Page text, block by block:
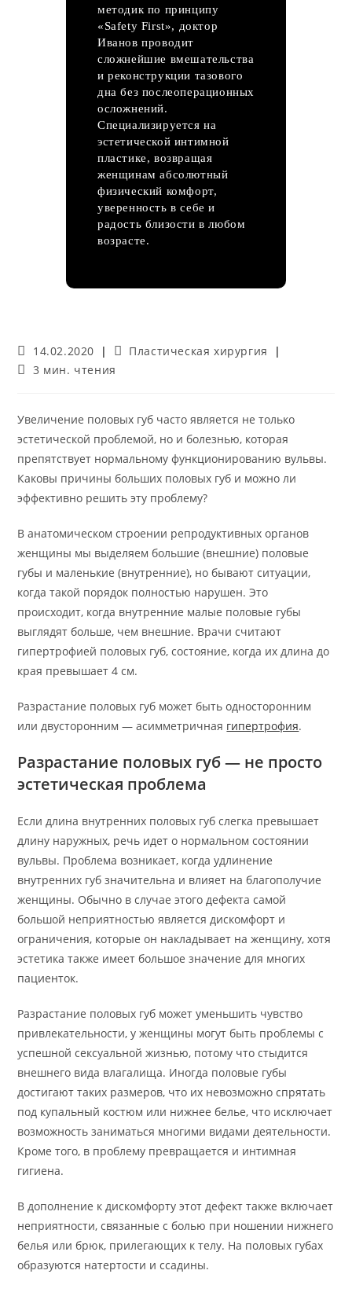
методик по принципу
«Safety First», доктор
Иванов проводит
сложнейшие вмешательства
и реконструкции тазового
дна без послеоперационных
осложнений.
Специализируется на
эстетической интимной
пластике, возвращая
женщинам абсолютный
физический комфорт,
уверенность в себе и
радость близости в любом
возрасте.
Запись
опубликована:
14.02.2020
Рубрика
записи:
Пластическая хирургия
Время
3 мин. чтения
Увеличение половых губ часто является не только
эстетической проблемой, но и болезнью, которая
препятствует нормальному функционированию вульвы.
Каковы причины больших половых губ и можно ли
эффективно решить эту проблему?
В анатомическом строении репродуктивных органов
женщины мы выделяем большие (внешние) половые
губы и маленькие (внутренние), но бывают ситуации,
когда такой порядок полностью нарушен. Это
происходит, когда внутренние малые половые губы
выглядят больше, чем внешние. Врачи считают
гипертрофией половых губ, состояние, когда их длина до
края превышает 4 см.
Разрастание половых губ может быть односторонним
или двусторонним — асимметричная гипертрофия.
Разрастание половых губ — не просто
эстетическая проблема
Если длина внутренних половых губ слегка превышает
длину наружных, речь идет о нормальном состоянии
вульвы. Проблема возникает, когда удлинение
внутренних губ значительна и влияет на благополучие
женщины. Обычно в случае этого дефекта самой
большой неприятностью является дискомфорт и
ограничения, которые он накладывает на женщину, хотя
эстетика также имеет большое значение для многих
пациенток.
Разрастание половых губ может уменьшить чувство
привлекательности, у женщины могут быть проблемы с
успешной сексуальной жизнью, потому что стыдится
внешнего вида влагалища. Иногда половые губы
достигают таких размеров, что их невозможно спрятать
под купальный костюм или нижнее белье, что исключает
возможность заниматься многими видами деятельности.
Кроме того, в проблему превращается и интимная
гигиена.
В дополнение к дискомфорту этот дефект также включает
неприятности, связанные с болью при ношении нижнего
белья или брюк, прилегающих к телу. На половых губах
образуются натертости и ссадины.